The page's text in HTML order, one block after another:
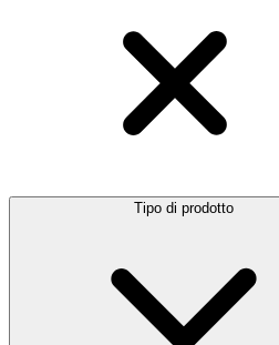
Tipo di prodotto